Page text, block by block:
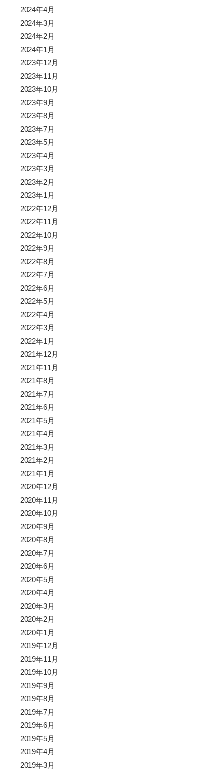
2024年4月
2024年3月
2024年2月
2024年1月
2023年12月
2023年11月
2023年10月
2023年9月
2023年8月
2023年7月
2023年5月
2023年4月
2023年3月
2023年2月
2023年1月
2022年12月
2022年11月
2022年10月
2022年9月
2022年8月
2022年7月
2022年6月
2022年5月
2022年4月
2022年3月
2022年1月
2021年12月
2021年11月
2021年8月
2021年7月
2021年6月
2021年5月
2021年4月
2021年3月
2021年2月
2021年1月
2020年12月
2020年11月
2020年10月
2020年9月
2020年8月
2020年7月
2020年6月
2020年5月
2020年4月
2020年3月
2020年2月
2020年1月
2019年12月
2019年11月
2019年10月
2019年9月
2019年8月
2019年7月
2019年6月
2019年5月
2019年4月
2019年3月